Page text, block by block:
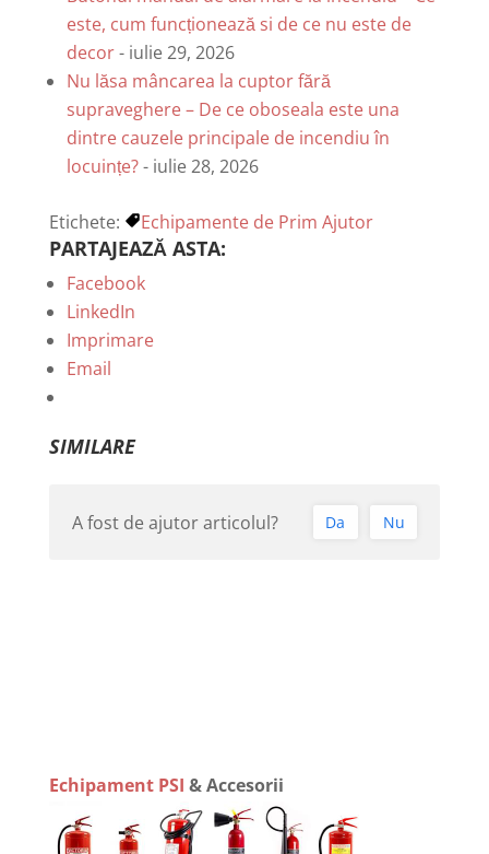
este, cum funcționează si de ce nu este de
decor- iulie 29, 2026
Nu lăsa mâncarea la cuptor fără
supraveghere – De ce oboseala este una
dintre cauzele principale de incendiu în
locuințe?- iulie 28, 2026
Etichete: Echipamente de Prim Ajutor
PARTAJEAZĂ ASTA:
Facebook
LinkedIn
Imprimare
Email
SIMILARE
A fost de ajutor articolul? Da Nu
Echipament PSI & Accesorii